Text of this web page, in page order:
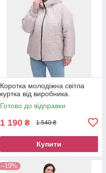
Коротка молодіжна світла
куртка від виробника.
Готово до відправки
1 190 ₴ 1 540 ₴
Купити
–19%